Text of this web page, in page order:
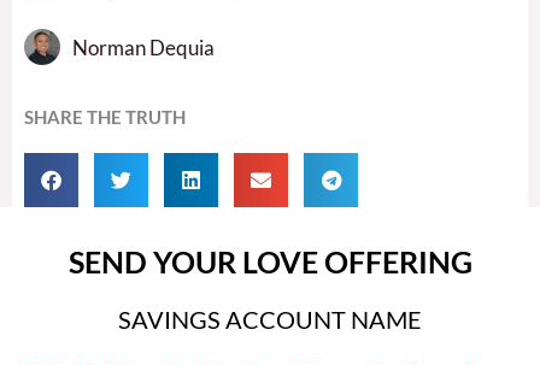
Norman Dequia
SHARE THE TRUTH
SEND YOUR LOVE OFFERING
SAVINGS ACCOUNT NAME